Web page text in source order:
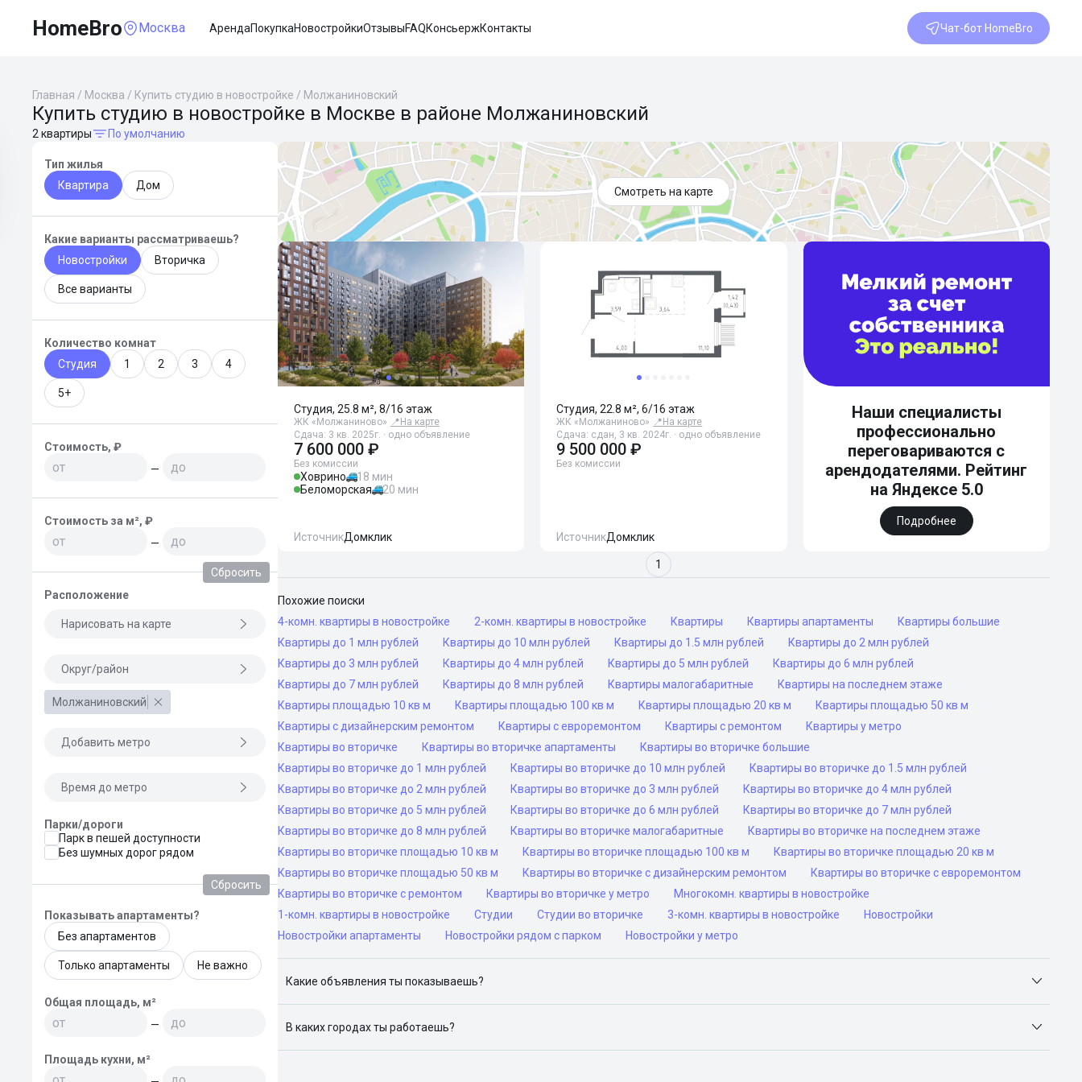
HomeBro Москва АрендаПокупкаНовостройкиОтзывыFAQКонсьержКонтакты Чат-бот HomeBro
Главная / Москва / Купить студию в новостройке / Молжаниновский
Купить студию в новостройке в Москве в районе Молжаниновский
2 квартиры По умолчанию
Тип жилья
Квартира
Дом
Какие варианты рассматриваешь?
Новостройки
Вторичка
Все варианты
Количество комнат
Студия
1 2 3 4
5+
Стоимость, ₽
—
Стоимость за м², ₽
—
Сбросить
Расположение
Нарисовать на карте
Округ/район
Молжаниновский
Добавить метро
Время до метро
Парки/дороги
Парк в пешей доступности
Без шумных дорог рядом
Сбросить
Показывать апартаменты?
Без апартаментов
Только апартаменты Не важно
Общая площадь, м²
—
Площадь кухни, м²
Смотреть на карте
Студия, 25.8 м², 8/16 этаж
ЖК «Молжаниново» 📍 На карте
Сдача: 3 кв. 2025г. · одно объявление
7 600 000 ₽
Без комиссии
Ховрино
18 мин
Беломорская
20 мин
ИсточникДомклик
Студия, 22.8 м², 6/16 этаж
ЖК «Молжаниново» 📍 На карте
Сдача: сдан, 3 кв. 2024г. · одно объявление
9 500 000 ₽
Без комиссии
ИсточникДомклик
Наши специалисты
профессионально
переговариваются с
арендодателями. Рейтинг
на Яндексе 5.0
Подробнее
1
Похожие поиски
4-комн. квартиры в новостройке
2-комн. квартиры в новостройке Квартиры Квартиры апартаменты
Квартиры большие
Квартиры до 1 млн рублей
Квартиры до 10 млн рублей Квартиры до 1.5 млн рублей
Квартиры до 2 млн рублей
Квартиры до 3 млн рублей
Квартиры до 4 млн рублей Квартиры до 5 млн рублей
Квартиры до 6 млн рублей
Квартиры до 7 млн рублей
Квартиры до 8 млн рублей Квартиры малогабаритные
Квартиры на последнем этаже
Квартиры площадью 10 кв м
Квартиры площадью 100 кв м Квартиры площадью 20 кв м
Квартиры площадью 50 кв м
Квартиры с дизайнерским ремонтом
Квартиры с евроремонтом Квартиры с ремонтом
Квартиры у метро
Квартиры во вторичке
Квартиры во вторичке апартаменты
Квартиры во вторичке большие
Квартиры во вторичке до 1 млн рублей
Квартиры во вторичке до 10 млн рублей
Квартиры во вторичке до 1.5 млн рублей
Квартиры во вторичке до 2 млн рублей
Квартиры во вторичке до 3 млн рублей
Квартиры во вторичке до 4 млн рублей
Квартиры во вторичке до 5 млн рублей
Квартиры во вторичке до 6 млн рублей
Квартиры во вторичке до 7 млн рублей
Квартиры во вторичке до 8 млн рублей
Квартиры во вторичке малогабаритные
Квартиры во вторичке на последнем этаже
Квартиры во вторичке площадью 10 кв м
Квартиры во вторичке площадью 100 кв м
Квартиры во вторичке площадью 20 кв м
Квартиры во вторичке площадью 50 кв м
Квартиры во вторичке с дизайнерским ремонтом
Квартиры во вторичке с евроремонтом
Квартиры во вторичке с ремонтом
Квартиры во вторичке у метро
Многокомн. квартиры в новостройке
1-комн. квартиры в новостройке
Студии Студии во вторичке 3-комн. квартиры в новостройке
Новостройки
Новостройки апартаменты
Новостройки рядом с парком Новостройки у метро
Какие объявления ты показываешь?
В каких городах ты работаешь?